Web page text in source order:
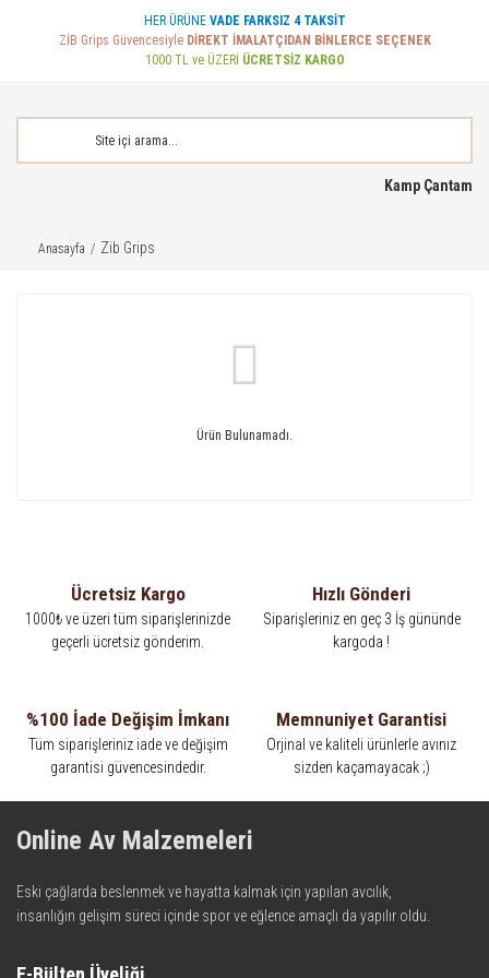
HER ÜRÜNE VADE FARKSIZ 4 TAKSİT
ZİB Grips Güvencesiyle DİREKT İMALATÇIDAN BİNLERCE SEÇENEK
1000 TL ve ÜZERİ ÜCRETSİZ KARGO
Kamp Çantam
Anasayfa Zib Grips
Ürün Bulunamadı.
Ücretsiz Kargo
1000₺ ve üzeri tüm siparişlerinizde
geçerli ücretsiz gönderim.
Hızlı Gönderi
Siparişleriniz en geç 3 İş gününde
kargoda !
%100 İade Değişim İmkanı
Tüm siparişleriniz iade ve değişim
garantisi güvencesindedir.
Memnuniyet Garantisi
Orjinal ve kaliteli ürünlerle avınız
sizden kaçamayacak ;)
Online Av Malzemeleri
Eski çağlarda beslenmek ve hayatta kalmak için yapılan avcılık,
insanlığın gelişim süreci içinde spor ve eğlence amaçlı da yapılır oldu.
teknolojinin dokunuşuyla av malzemelerinde en iyisini meydana